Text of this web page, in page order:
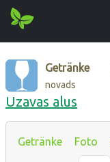
Getränke
novads
Uzavas alus
Getränke Foto